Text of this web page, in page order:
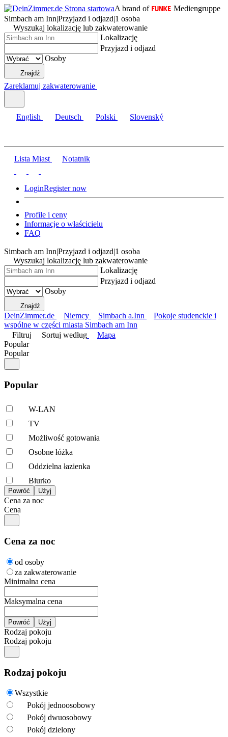
A brand of
Mediengruppe
Simbach am Inn|Przyjazd i odjazd|1 osoba
Wyszukaj lokalizację lub zakwaterowanie
Lokalizację
Przyjazd i odjazd
Osoby
Znajdź
Zareklamuj zakwaterowanie
English Deutsch Polski Slovenský
Lista Miast Notatnik
LoginRegister now
Profile i ceny
Informacje o właścicielu
FAQ
Simbach am Inn|Przyjazd i odjazd|1 osoba
Wyszukaj lokalizację lub zakwaterowanie
Lokalizację
Przyjazd i odjazd
Osoby
Znajdź
DeinZimmer.de Niemcy Simbach a.Inn
Pokoje studenckie i
wspólne w części miasta Simbach am Inn
Filtruj
Sortuj według
Mapa
Popular
Popular
Popular
W-LAN
TV
Możliwość gotowania
Osobne łóżka
Oddzielna łazienka
Biurko
Cena za noc
Cena
Cena za noc
od osoby
za zakwaterowanie
Minimalna cena
Maksymalna cena
Rodzaj pokoju
Rodzaj pokoju
Rodzaj pokoju
Wszystkie
Pokój jednoosobowy
Pokój dwuosobowy
Pokój dzielony